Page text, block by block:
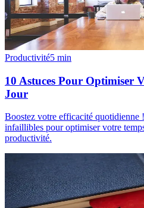
Productivité5 min
10 Astuces Pour Optimiser
Jour
Boostez votre efficacité quotidienne
infaillibles pour optimiser votre
productivité.